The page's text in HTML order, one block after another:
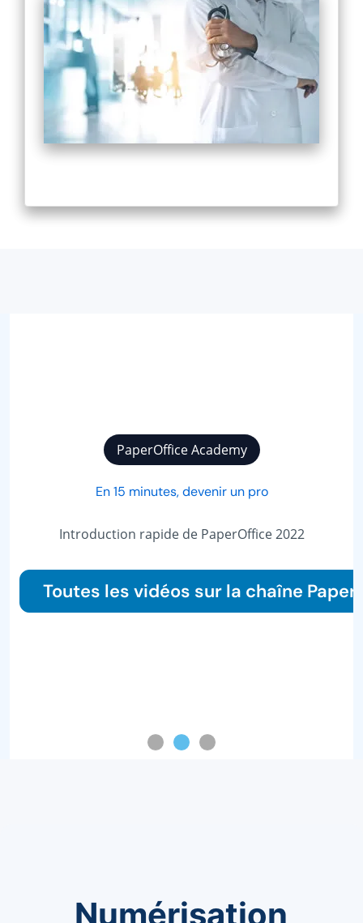
Nouvelle publication
Les 7 fonctions les plus importantes qu’un système de
Lire le guide
Numérisation